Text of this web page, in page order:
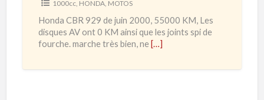
2
e
1000cc, HONDA, MOTOS
Honda CBR 929 de juin 2000, 55000 KM, Les
disques AV ont 0 KM ainsi que les joints spi de
fourche. marche très bien, ne […]